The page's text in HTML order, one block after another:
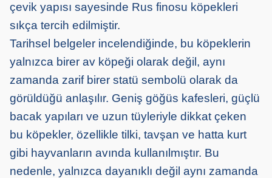
çevik yapısı sayesinde Rus finosu köpekleri
sıkça tercih edilmiştir.
Tarihsel belgeler incelendiğinde, bu köpeklerin
yalnızca birer av köpeği olarak değil, aynı
zamanda zarif birer statü sembolü olarak da
görüldüğü anlaşılır. Geniş göğüs kafesleri, güçlü
bacak yapıları ve uzun tüyleriyle dikkat çeken
bu köpekler, özellikle tilki, tavşan ve hatta kurt
gibi hayvanların avında kullanılmıştır. Bu
nedenle, yalnızca dayanıklı değil aynı zamanda